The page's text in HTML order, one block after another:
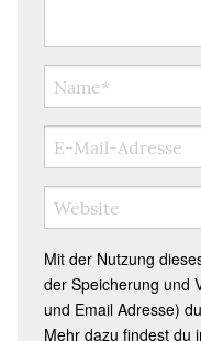
Mit der Nutzung
der Speicherung und
und Email Adresse)
Mehr dazu findest du